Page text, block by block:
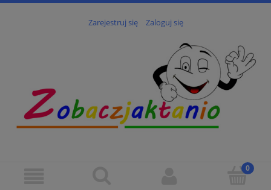
Zarejestruj się Zaloguj się